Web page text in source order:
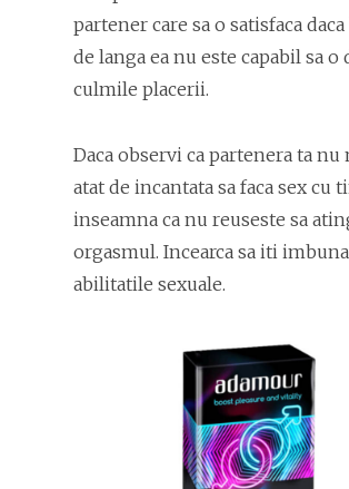
partener care sa o satisfaca
de langa ea nu este capabil sa o
culmile placerii.
Daca observi ca partenera ta nu
atat de incantata sa faca sex cu
inseamna ca nu reuseste sa
orgasmul. Incearca sa iti
abilitatile sexuale.